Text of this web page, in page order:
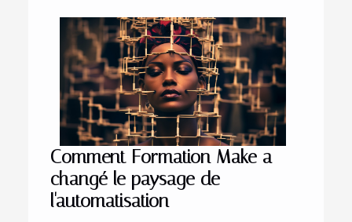
Comment Formation Make a
changé le paysage de
l'automatisation